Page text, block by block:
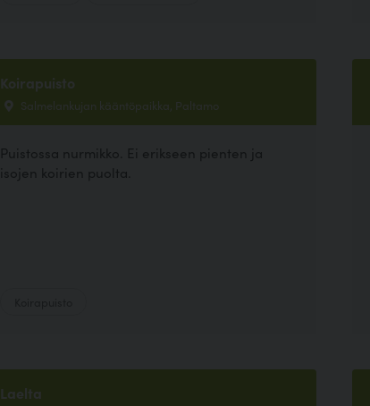
Koirapuisto
Salmelankujan kääntöpaikka, Paltamo
Puistossa nurmikko. Ei erikseen pienten ja
isojen koirien puolta.
Laelta